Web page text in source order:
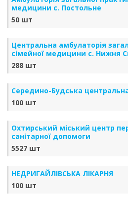
медицини с. Постольне
50 шт
Центральна амбулаторія
сімейної медицини с. Нижня
288 шт
Середино-Будська
100 шт
Охтирський міський центр
санітарної допомоги
5527 шт
НЕДРИГАЙЛІВСЬКА ЛІКАРНЯ
100 шт